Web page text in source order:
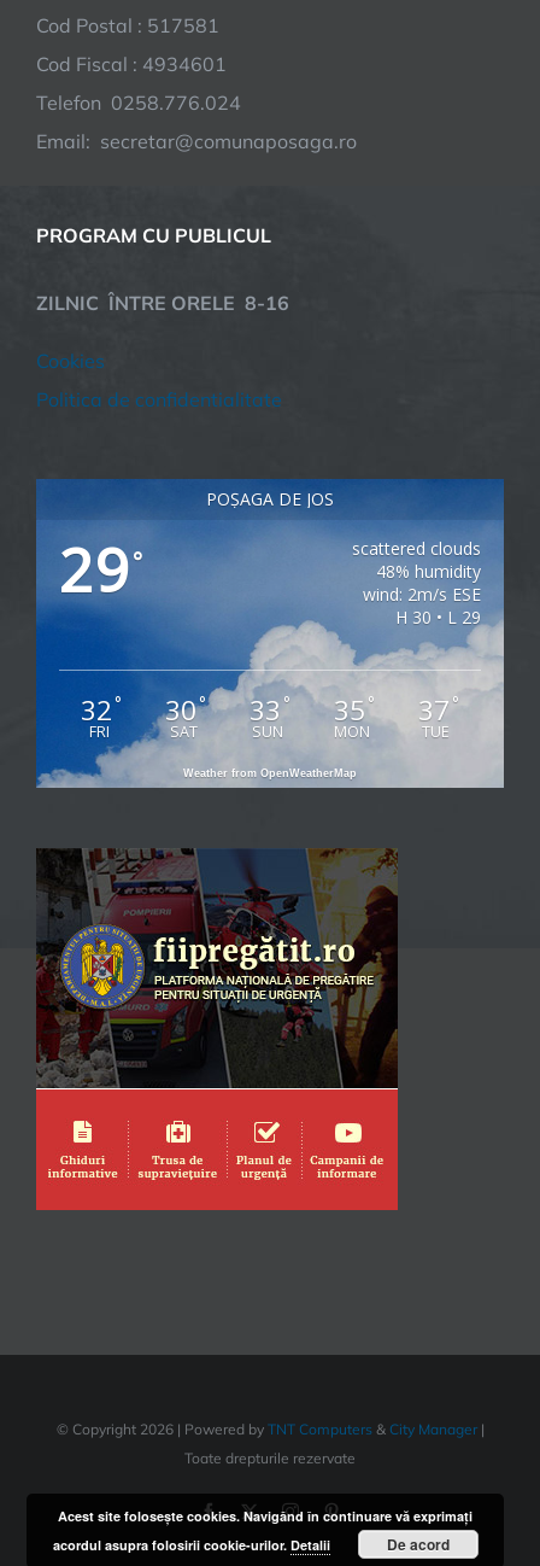
Cod Postal : 517581
Cod Fiscal : 4934601
Telefon 0258.776.024
Email: secretar@comunaposaga.ro
PROGRAM CU PUBLICUL
ZILNIC ÎNTRE ORELE 8-16
Cookies
Politica de confidentialitate
POȘAGA DE JOS
29°
scattered clouds
48% humidity
wind: 2m/s ESE
H 30 • L 29
32°
FRI
30°
SAT
33°
SUN
35°
MON
37 °
TUE
Weather from OpenWeatherMap
© Copyright 2026 | Powered by TNT Computers& City Manager|
Toate drepturile rezervate
Acest site foloseşte cookies. Navigând în continuare vă exprimaţi
acordul asupra folosirii cookie-urilor. Detalii De acord